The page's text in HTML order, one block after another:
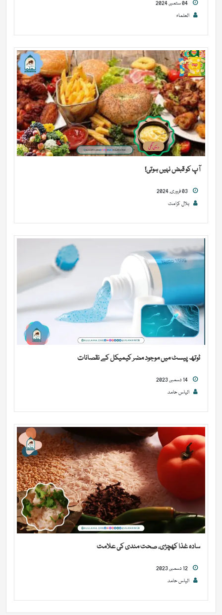
العلماء
آپ کو قبض نہیں ہوتی!
بلال کرامت
ٹوتھ پیسٹ میں موجود مضر کیمیکل کے نقصانات
الیاس حامد
سادہ غذا کھچڑی، صحت مندی کی علامت
الیاس حامد